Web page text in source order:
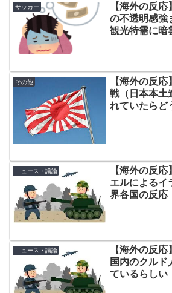
▶ 【海外の反応】村上宗隆が100マイ
転の口火に「三振率＆四球率が高
▶ 海外「これ大好き！」日本のオタア
▶ 海外「日本がキラキラして見える…
ビューに登場した女子高生4人組が
▶ 海外「日本人はなんて気高いんだ！
た極限の中の日本人の姿に世界が衝撃
韓国人「韓国人が日本へ行くたび
ら…」→「同意する」「めちゃくち
ﾙ」＝韓国の反応
▶ 海外「こんな国が実在するなんて…
で『はじめてのおつかい』に挑戦す
トランプ大統領「日本ほど奇襲を
時なぜ知らせなかったのか」…目を
相＝韓国の反応
▶ 【海外の反応】K-POPファンの批判
サッカー
【海外の反
の不透明感強
観光特需に
その他
【海外の反
戦（日本本土
れていたらど
ニュース・議論
【海外の反
エルによるイ
界各国の反応
ニュース・議論
【海外の反
国内のクルド
ているらしい